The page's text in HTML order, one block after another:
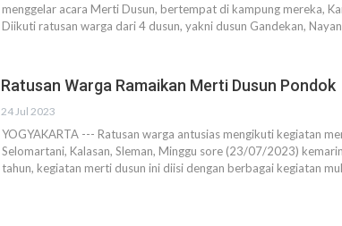
menggelar acara Merti Dusun, bertempat di kampung mereka,
Diikuti ratusan warga dari 4 dusun, yakni dusun Gandekan,
Ratusan Warga Ramaikan Merti Dusun Pondok
24 Jul 2023
YOGYAKARTA --- Ratusan warga antusias mengikuti kegiatan
Selomartani, Kalasan, Sleman, Minggu sore (23/07/2023)
tahun, kegiatan merti dusun ini diisi dengan berbagai kegiatan